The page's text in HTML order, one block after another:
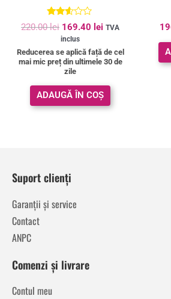
Evaluat
la
2.50
din 5
220.00lei 169.40 lei TVA
inclus
Reducerea se aplică față de cel
mai mic preț din ultimele 30 de
zile
ADAUGĂ ÎN COȘ
Suport clienți
Garanții și service
Contact
ANPC
Comenzi și livrare
Contul meu